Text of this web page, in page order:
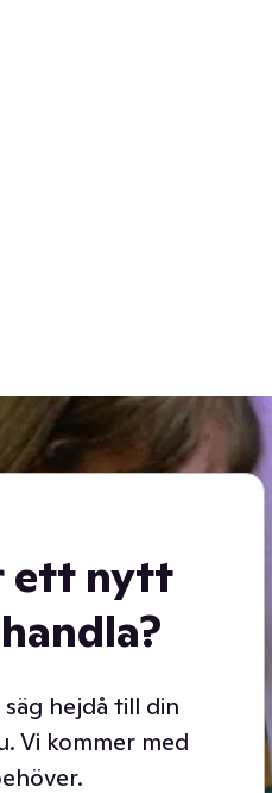
ett nytt
hejdå till din
Vi kommer med